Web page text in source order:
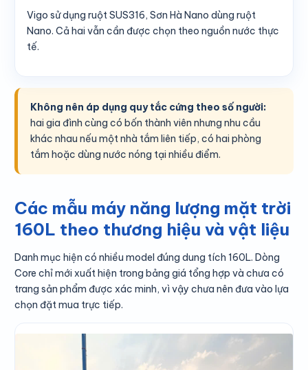
Vigo sử dụng ruột SUS316, Sơn Hà Nano dùng ruột
Nano. Cả hai vẫn cần được chọn theo nguồn nước thực
tế.
Không nên áp dụng quy tắc cứng theo số người:
hai gia đình cùng có bốn thành viên nhưng nhu cầu
khác nhau nếu một nhà tắm liên tiếp, có hai phòng
tắm hoặc dùng nước nóng tại nhiều điểm.
Các mẫu máy năng lượng mặt trời
160L theo thương hiệu và vật liệu
Danh mục hiện có nhiều model đúng dung tích 160L. Dòng
Core chỉ mới xuất hiện trong bảng giá tổng hợp và chưa có
trang sản phẩm được xác minh, vì vậy chưa nên đưa vào lựa
chọn đặt mua trực tiếp.